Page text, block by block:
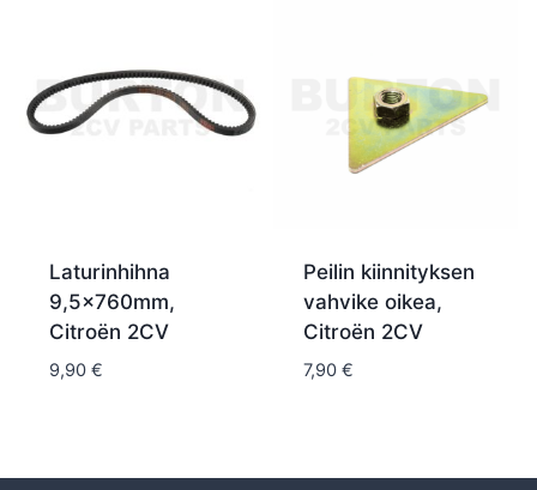
Laturinhihna
9,5x760mm,
Citroën 2CV
9,90 €
Peilin kiinnityksen
vahvike oikea,
Citroën 2CV
7,90 €